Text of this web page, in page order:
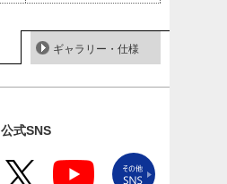
ギャラリー・仕様
公式SNS